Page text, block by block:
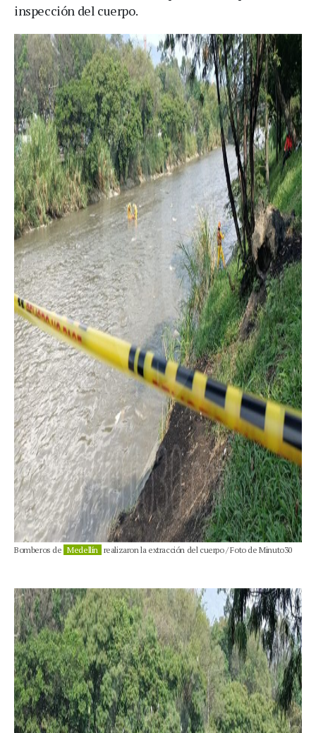
inspección del cuerpo.
Bomberos de Medellín realizaron la extracción del cuerpo / Foto de Minuto30